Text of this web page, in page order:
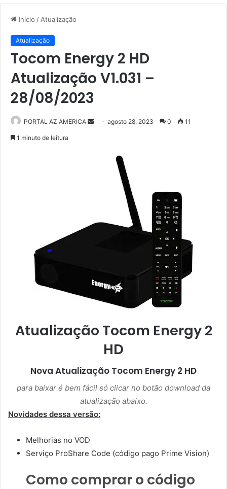
Início / Atualização
Atualização
Tocom Energy 2 HD
Atualização V1.031 –
28/08/2023
PORTAL AZ AMERICA agosto 28, 2023 0 11
1 minuto de leitura
Atualização Tocom Energy 2
HD
Nova Atualização Tocom Energy 2 HD
para baixar é bem fácil só clicar no botão download da
atualização abaixo.
Novidades dessa versão:
Melhorias no VOD
Serviço ProShare Code (código pago Prime Vision)
Como comprar o código